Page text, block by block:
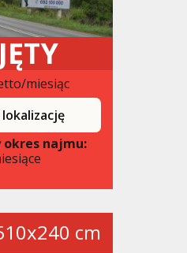
miesiąc
najmu:
cm